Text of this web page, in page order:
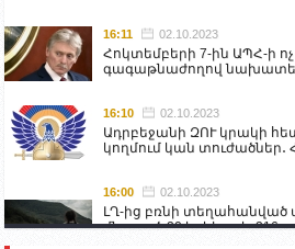
16:11 02.10.2023
Հոկտեմբերի 7-ին ԱՊՀ-ի
գագաթնաժողով
16:10 02.10.2023
Ադրբեջանի ԶՈՒ կրակի
կողմում կան տուժածներ․
16:00 02.10.2023
ԼՂ-ից բռնի տեղահանված
մնացած 20 երեխա և 216